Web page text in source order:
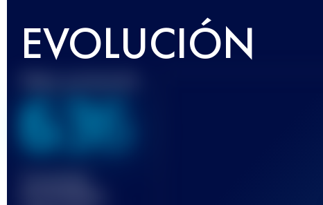
EVOLUCIÓN
636